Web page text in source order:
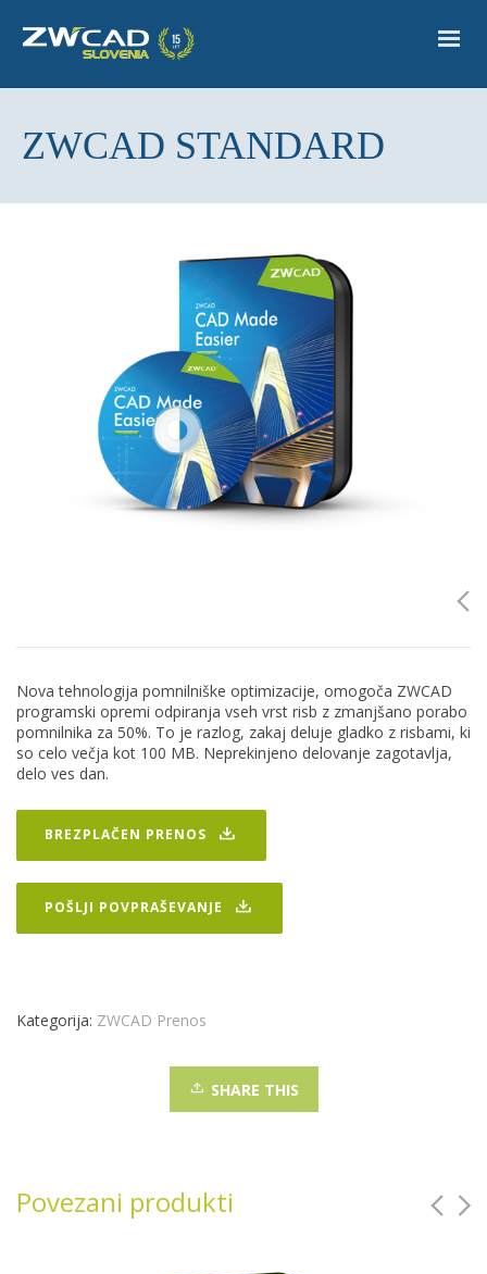
ZWCAD STANDARD
Nova tehnologija pomnilniške optimizacije, omogoča ZWCAD
programski opremi odpiranja vseh vrst risb z zmanjšano porabo
pomnilnika za 50%. To je razlog, zakaj deluje gladko z risbami, ki
so celo večja kot 100 MB. Neprekinjeno delovanje zagotavlja,
delo ves dan.
BREZPLAČEN PRENOS
POŠLJI POVPRAŠEVANJE
Kategorija: ZWCAD Prenos
SHARE THIS
Povezani produkti